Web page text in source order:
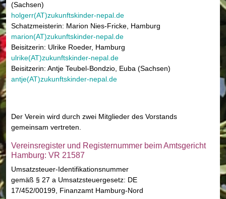
(Sachsen)
holgerr(AT)zukunftskinder-nepal.de
Schatzmeisterin: Marion Nies-Fricke, Hamburg
marion(AT)zukunftskinder-nepal.de
Beisitzerin: Ulrike Roeder, Hamburg
ulrike(AT)zukunftskinder-nepal.de
Beisitzerin: Antje Teubel-Bondzio, Euba (Sachsen)
antje(AT)zukunftskinder-nepal.de
Der Verein wird durch zwei Mitglieder des Vorstands
gemeinsam vertreten.
Vereinsregister und Registernummer beim Amtsgericht
Hamburg: VR 21587
Umsatzsteuer-Identifikationsnummer
gemäß § 27 a Umsatzsteuergesetz: DE
17/452/00199, Finanzamt Hamburg-Nord